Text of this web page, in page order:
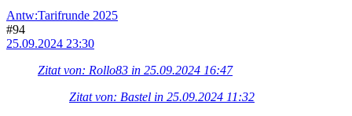
Antw:Tarifrunde 2025
#94
25.09.2024 23:30
Zitat von: Rollo83 in 25.09.2024 16:47
Zitat von: Bastel in 25.09.2024 11:32